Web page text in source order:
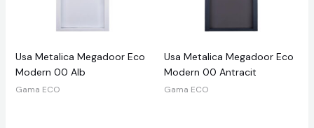
Usa Metalica Megadoor Eco
Modern 00 Alb
Gama ECO
Usa Metalica Megadoor Eco
Modern 00 Antracit
Gama ECO